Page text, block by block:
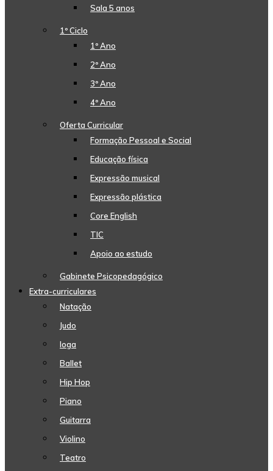
Sala 5 anos
1º Ciclo
1º Ano
2º Ano
3º Ano
4º Ano
Oferta Curricular
Formação Pessoal e Social
Educação física
Expressão musical
Expressão plástica
Core English
TIC
Apoio ao estudo
Gabinete Psicopedagógico
Extra-curriculares
Natação
Judo
Ioga
Ballet
Hip Hop
Piano
Guitarra
Violino
Teatro